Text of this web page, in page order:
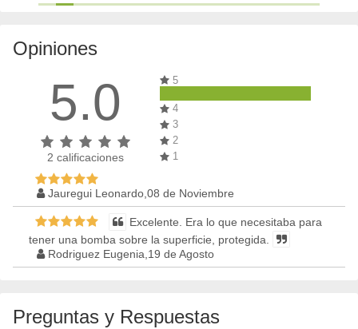
Opiniones
5.0
2 calificaciones
5
4
3
2
1
Jauregui Leonardo,08 de Noviembre
Excelente. Era lo que necesitaba para
tener una bomba sobre la superficie, protegida.
Rodriguez Eugenia,19 de Agosto
Preguntas y Respuestas